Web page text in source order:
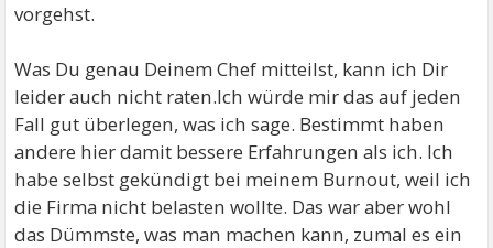
vorgehst.
Was Du genau Deinem Chef mitteilst, kann ich Dir
leider auch nicht raten.Ich würde mir das auf jeden
Fall gut überlegen, was ich sage. Bestimmt haben
andere hier damit bessere Erfahrungen als ich. Ich
habe selbst gekündigt bei meinem Burnout, weil ich
die Firma nicht belasten wollte. Das war aber wohl
das Dümmste, was man machen kann, zumal es ein